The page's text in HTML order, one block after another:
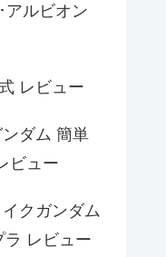
アルビオン
レビュー
ダム 簡単
ビュー
クガンダム
レビュー